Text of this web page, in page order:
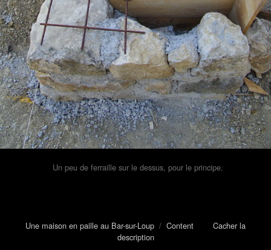
Un peu de ferraille sur le dessus, pour le principe.
Une maison en paille au Bar-sur-Loup / Content
Cacher la
description